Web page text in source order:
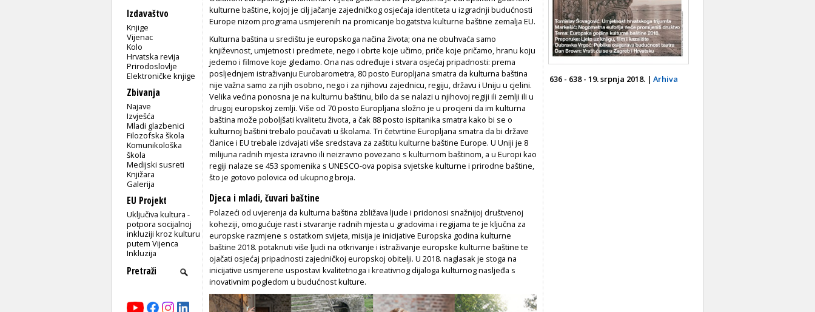
Izdavaštvo
Knjige
Vijenac
Kolo
Hrvatska revija
Prirodoslovlje
Elektroničke knjige
Zbivanja
Najave
Izvješća
Mladi glazbenici
Filozofska škola
Komunikološka
škola
Medijski susreti
Knjižara
Galerija
EU Projekt
Uključiva kultura -
potpora socijalnoj
inkluziji kroz kulturu
putem Vijenca
Inkluzija
kulturne baštine, kojoj je cilj jačanje zajedničkog osjećaja identiteta u izgradnji budućnosti
Europe nizom programa usmjerenih na promicanje bogatstva kulturne baštine zemalja EU.
Kulturna baština u središtu je europskoga načina života; ona ne obuhvaća samo
književnost, umjetnost i predmete, nego i obrte koje učimo, priče koje pričamo, hranu koju
jedemo i filmove koje gledamo. Ona nas određuje i stvara osjećaj pripadnosti: prema
posljednjem istraživanju Eurobarometra, 80 posto Europljana smatra da kulturna baština
nije važna samo za njih osobno, nego i za njihovu zajednicu, regiju, državu i Uniju u cjelini.
Velika većina ponosna je na kulturnu baštinu, bilo da se nalazi u njihovoj regiji ili zemlji ili u
drugoj europskoj zemlji. Više od 70 posto Europljana složno je u procjeni da im kulturna
baština može poboljšati kvalitetu života, a čak 88 posto ispitanika smatra kako bi se o
kulturnoj baštini trebalo poučavati u školama. Tri četvrtine Europljana smatra da bi države
članice i EU trebale izdvajati više sredstava za zaštitu kulturne baštine Europe. U Uniji je 8
milijuna radnih mjesta izravno ili neizravno povezano s kulturnom baštinom, a u Europi kao
regiji nalaze se 453 spomenika s UNESCO-ova popisa svjetske kulturne i prirodne baštine,
što je gotovo polovica od ukupnog broja.
Djeca i mladi, čuvari baštine
Polazeći od uvjerenja da kulturna baština zbližava ljude i pridonosi snažnijoj društvenoj
koheziji, omogućuje rast i stvaranje radnih mjesta u gradovima i regijama te je ključna za
europske razmjene s ostatkom svijeta, misija je inicijative Europska godina kulturne
baštine 2018. potaknuti više ljudi na otkrivanje i istraživanje europske kulturne baštine te
ojačati osjećaj pripadnosti zajedničkoj europskoj obitelji. U 2018. naglasak je stoga na
inicijative usmjerene uspostavi kvalitetnoga i kreativnog dijaloga kulturnog nasljeđa s
inovativnim pogledom u budućnost kulture.
636 - 638 - 19. srpnja 2018. | Arhiva